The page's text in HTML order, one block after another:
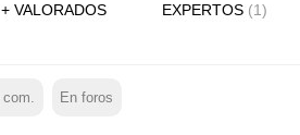
+ VALORADOS EXPERTOS (1)
com. En foros